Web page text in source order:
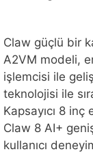
Claw güçlü bir
A2VM modeli,
işlemcisi ile
teknolojisi ile
Kapsayıcı 8
Claw 8 AI+
kullanıcı